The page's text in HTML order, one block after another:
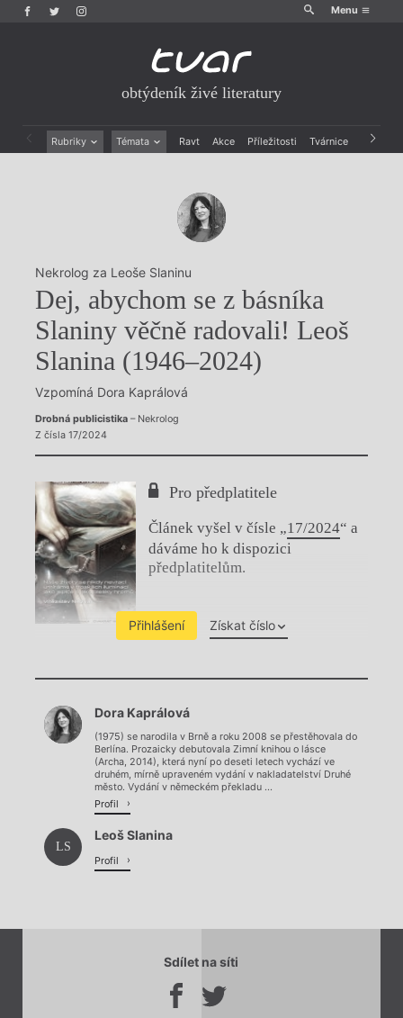
Menu
obtýdeník živé literatury
Rubriky Témata Ravt Akce Příležitosti Tvárnice Archiv
Výroční ceny
Nekrolog za Leoše Slaninu
Dej, abychom se z básníka
Slaniny věčně radovali! Leoš
Slanina (1946–2024)
Vzpomíná Dora Kaprálová
Drobná publicistika– Nekrolog
Z čísla 17/2024
Pro předplatitele
Článek vyšel v čísle „17/2024“ a
dáváme ho k dispozici
předplatitelům.
Přihlášení Získat číslo
Chviličku.
Načítá se.
Dora Kaprálová
(1975) se narodila v Brně a roku 2008 se přestěhovala do
Berlína. Prozaicky debutovala Zimní knihou o lásce
(Archa, 2014), která nyní po deseti letech vychází ve
druhém, mírně upraveném vydání v nakladatelství Druhé
město. Vydání v německém překladu ...
Profil
LS
Leoš Slanina
Profil
Sdílet na síti